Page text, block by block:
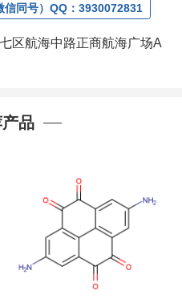
信同号）QQ：3930072831
区航海中路正商航海广场A
品